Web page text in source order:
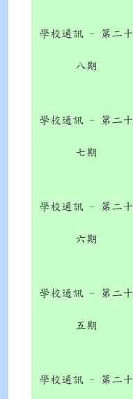
學校通訊 - 第二十
八期
學校通訊 - 第二十
七期
學校通訊 - 第二十
六期
學校通訊 - 第二十
五期
學校通訊 - 第二十